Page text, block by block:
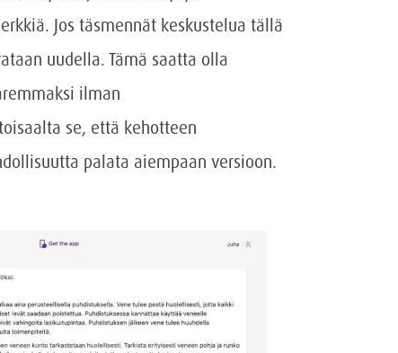
Jos täsmennät keskustelua tällä
uudella. Tämä saatta olla
ilman
se, että kehotteen
palata aiempaan versioon.